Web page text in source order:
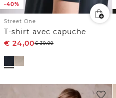
-40%
Street One
T-shirt avec capuche
€ 24,00€39,99